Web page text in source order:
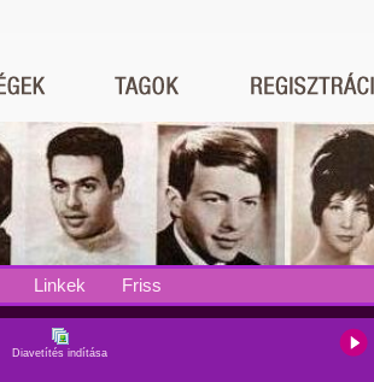
Linkek Friss
Diavetítés indítása